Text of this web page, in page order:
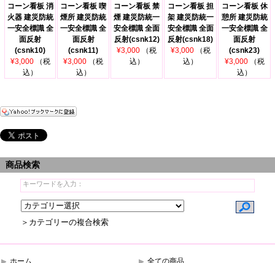
コーン看板 消
火器 建災防統
一安全標識 全
面反射
(csnk10)
¥3,000
（税
込）
コーン看板 喫
煙所 建災防統
一安全標識 全
面反射
(csnk11)
¥3,000
（税
込）
コーン看板 禁
煙 建災防統一
安全標識 全面
反射(csnk12)
¥3,000
（税
込）
コーン看板 担
架 建災防統一
安全標識 全面
反射(csnk18)
¥3,000
（税
込）
コーン看板 休
憩所 建災防統
一安全標識 全
面反射
(csnk23)
¥3,000
（税
込）
商品検索
＞カテゴリーの複合検索
ホーム 全ての商品